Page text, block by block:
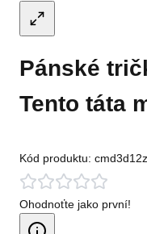
Pánské
Tento táta
Kód produktu:
Ohodnoťte jako první!